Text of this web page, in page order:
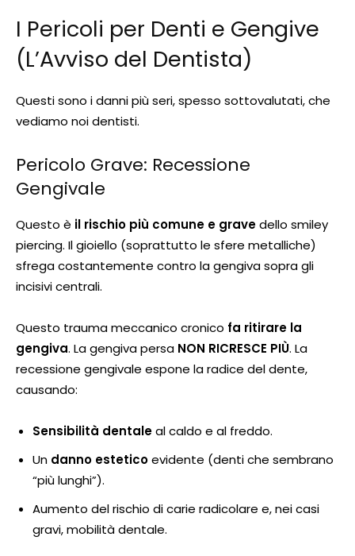
I Pericoli per Denti e Gengive
(L’Avviso del Dentista)
Questi sono i danni più seri, spesso sottovalutati, che
vediamo noi dentisti.
Pericolo Grave: Recessione
Gengivale
Questo è il rischio più comune e gravedello smiley
piercing. Il gioiello (soprattutto le sfere metalliche)
sfrega costantemente contro la gengiva sopra gli
incisivi centrali.
Questo trauma meccanico cronico fa ritirare la
gengiva. La gengiva persa NON RICRESCE PIÙ. La
recessione gengivale espone la radice del dente,
causando:
Sensibilità dentaleal caldo e al freddo.
Un danno esteticoevidente (denti che sembrano
“più lunghi”).
Aumento del rischio di carie radicolare e, nei casi
gravi, mobilità dentale.